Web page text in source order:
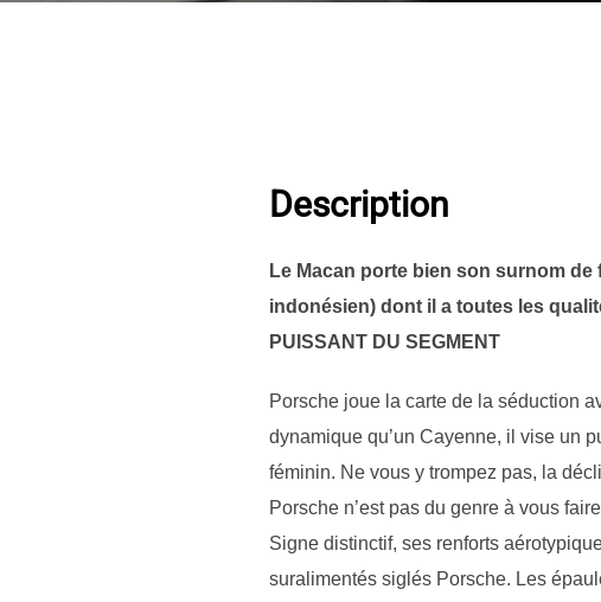
Description
Le Macan porte bien son surnom de
indonésien) dont il a toutes les
PUISSANT DU SEGMENT
Porsche joue la carte de la séduction
dynamique qu’un Cayenne, il vise un
féminin. Ne vous y trompez pas, la
Porsche n’est pas du genre à vous
Signe distinctif, ses renforts
suralimentés siglés Porsche. Les